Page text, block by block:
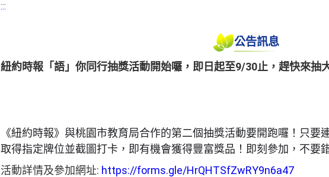
:::
公告訊息
紐約時報「語」你同行抽獎活動開始囉，即日起至9/30止，趕快來抽
《紐約時報》與桃園市教育局合作的第二個抽獎活動要開跑囉！只要
取得指定牌位並截圖打卡，即有機會獲得豐富獎品！即刻參加，不要
活動詳情及參加網址: https://forms.gle/HrQHTSfZwRY9n6a47